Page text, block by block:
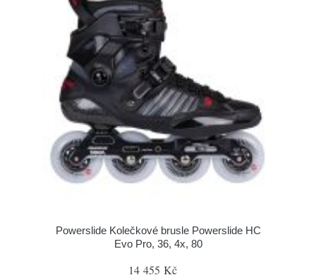
Powerslide Kolečkové brusle Powerslide HC
Evo Pro, 36, 4x, 80
14 455 Kč